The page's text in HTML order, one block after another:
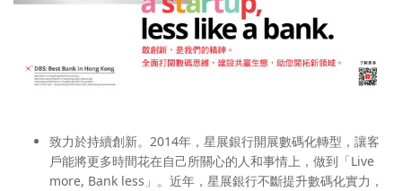
致力於持續創新。2014年，星展銀行開展數碼化轉型，讓客
戶能將更多時間花在自己所關心的人和事情上，做到「Live
more, Bank less」。近年，星展銀行不斷提升數碼化實力，